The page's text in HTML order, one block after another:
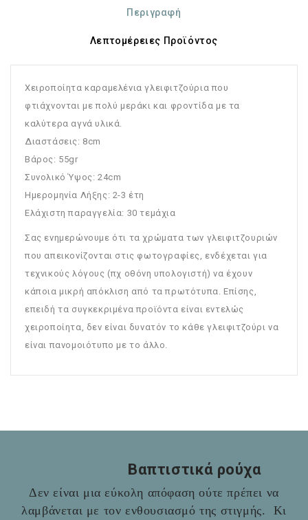
Περιγραφή
Λεπτομέρειες Προϊόντος
Χειροποίητα καραμελένια γλειφιτζούρια που
φτιάχνονται με πολύ μεράκι και φροντίδα με τα
καλύτερα αγνά υλικά.
Διαστάσεις: 8cm
Βάρος: 55gr
Συνολικό Ύψος: 24cm
Ημερομηνία Λήξης: 2-3 έτη
Ελάχιστη παραγγελία: 30 τεμάχια
Σας ενημερώνουμε ότι τα χρώματα των γλειφιτζουριών
που απεικονίζονται στις φωτογραφίες, ενδέχεται για
τεχνικούς λόγους (πχ οθόνη υπολογιστή) να έχουν
κάποια μικρή απόκλιση από τα πρωτότυπα. Επίσης,
επειδή τα συγκεκριμένα προϊόντα είναι εντελώς
χειροποίητα, δεν είναι δυνατόν το κάθε γλειφιτζούρι να
είναι πανομοιότυπο με το άλλο.
Βαπτιστικά ρούχα
Δεν είναι μια εύκολη απόφαση ούτε πρέπει να
λαμβάνεται με τον ενθουσιασμό της στιγμής. Κι